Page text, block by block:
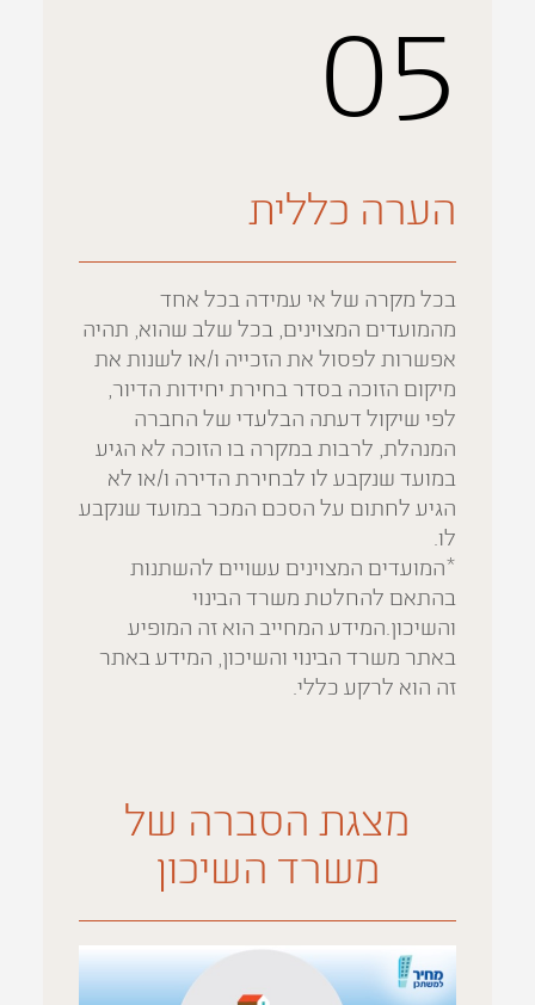
05
הערה כללית
בכל מקרה של אי עמידה בכל אחד
מהמועדים המצוינים, בכל שלב שהוא, תהיה
אפשרות לפסול את הזכייה ו/או לשנות את
מיקום הזוכה בסדר בחירת יחידות הדיור,
לפי שיקול דעתה הבלעדי של החברה
המנהלת, לרבות במקרה בו הזוכה לא הגיע
במועד שנקבע לו לבחירת הדירה ו/או לא
הגיע לחתום על הסכם המכר במועד שנקבע
לו.
*המועדים המצוינים עשויים להשתנות
בהתאם להחלטת משרד הבינוי
והשיכון.המידע המחייב הוא זה המופיע
באתר משרד הבינוי והשיכון, המידע באתר
זה הוא לרקע כללי.
מצגת הסברה של
משרד השיכון